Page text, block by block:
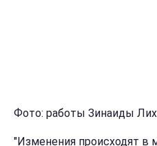
Фото: работы Зинаиды
"Изменения происходят в